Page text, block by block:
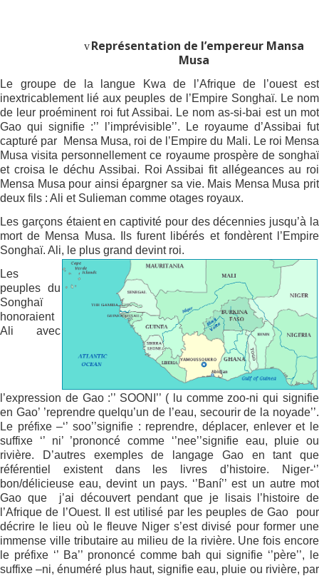
v Représentation de l’empereur Mansa
Musa
Le groupe de la langue Kwa de l’Afrique de l’ouest est
inextricablement lié aux peuples de l’Empire Songhaï. Le nom
de leur proéminent roi fut Assibai. Le nom as-si-bai est un mot
Gao qui signifie :’’ l’imprévisible’’. Le royaume d’Assibai fut
capturé par
Mensa Musa, roi de l’Empire du Mali. Le roi Mensa
Musa visita personnellement ce royaume prospère de songhaï
et croisa le déchu Assibai. Roi Assibai fit allégeances au roi
Mensa Musa pour ainsi épargner sa vie. Mais Mensa Musa prit
deux fils : Ali et Sulieman comme otages royaux.
Les garçons étaient en captivité pour des décennies jusqu’à la
mort de Mensa Musa. Ils furent libérés et fondèrent l’Empire
Songhaï. Ali, le plus grand devint roi.
Les
peuples du
Songhaï
honoraient
Ali avec
l’expression de Gao :’’ SOONI’’ ( lu comme zoo-ni qui signifie
en Gao’ ’reprendre quelqu’un de l’eau, secourir de la noyade’’.
Le préfixe –‘’ soo’’signifie : reprendre, déplacer, enlever et le
suffixe ‘’ ni’ ’prononcé comme ‘’nee’’signifie eau, pluie ou
rivière. D’autres exemples de langage Gao en tant que
référentiel existent dans les livres d’histoire. Niger-‘’
bon/délicieuse eau, devint un pays. ‘’Baní’’ est un autre mot
Gao que
j’ai découvert pendant que je lisais l’histoire de
l’Afrique de l’Ouest. Il est utilisé par les peuples de Gao
pour
décrire le lieu où le fleuve Niger s’est divisé pour former une
immense ville tributaire au milieu de la rivière. Une fois encore
le préfixe ‘’ Ba’’ prononcé comme bah qui signifie ‘’père’’, le
suffixe –ni, énuméré plus haut, signifie eau, pluie ou rivière, par